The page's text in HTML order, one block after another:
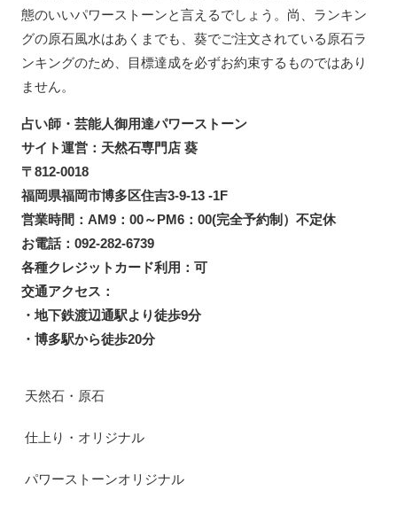
態のいいパワーストーンと言えるでしょう。尚、ランキン
グの原石風水はあくまでも、葵でご注文されている原石ラ
ンキングのため、目標達成を必ずお約束するものではあり
ません。
占い師・芸能人御用達パワーストーン
サイト運営：天然石専門店 葵
〒812-0018
福岡県福岡市博多区住吉3-9-13 -1F
営業時間：AM9：00～PM6：00(完全予約制）不定休
お電話：092-282-6739
各種クレジットカード利用：可
交通アクセス：
・地下鉄渡辺通駅より徒歩9分
・博多駅から徒歩20分
天然石・原石
仕上り・オリジナル
パワーストーンオリジナル